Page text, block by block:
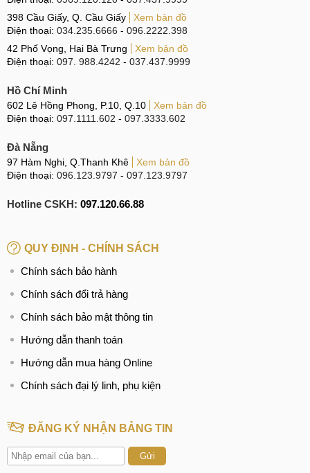
398 Cầu Giấy, Q. Cầu Giấy
Xem bản đồ
Điện thoại: 034.235.6666 - 096.2222.398
42 Phố Vọng, Hai Bà Trưng
Xem bản đồ
Điện thoại: 097. 988.4242 - 037.437.9999
Hồ Chí Minh
602 Lê Hồng Phong, P.10, Q.10
Xem bản đồ
Điện thoại: 097.1111.602 - 097.3333.602
Đà Nẵng
97 Hàm Nghi, Q.Thanh Khê
Xem bản đồ
Điện thoại: 096.123.9797 - 097.123.9797
Hotline CSKH: 097.120.66.88
QUY ĐỊNH - CHÍNH SÁCH
Chính sách bảo hành
Chính sách đổi trả hàng
Chính sách bảo mật thông tin
Hướng dẫn thanh toán
Hướng dẫn mua hàng Online
Chính sách đại lý linh, phụ kiện
ĐĂNG KÝ NHẬN BẢNG TIN
Gửi